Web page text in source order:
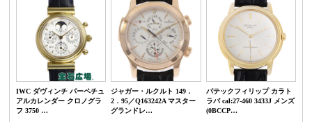
IWC ダヴィンチ パーペチュ
アルカレンダー クロノグラ
フ 3750 …
ジャガー・ルクルト 149．
2．95／Q163242A マスター
グランドレ…
パテックフィリップ カラト
ラバ cal:27-460 3433J メンズ
(0BCCP…